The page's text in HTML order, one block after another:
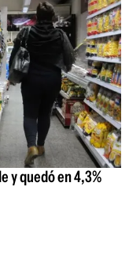
y quedó en 4,3%